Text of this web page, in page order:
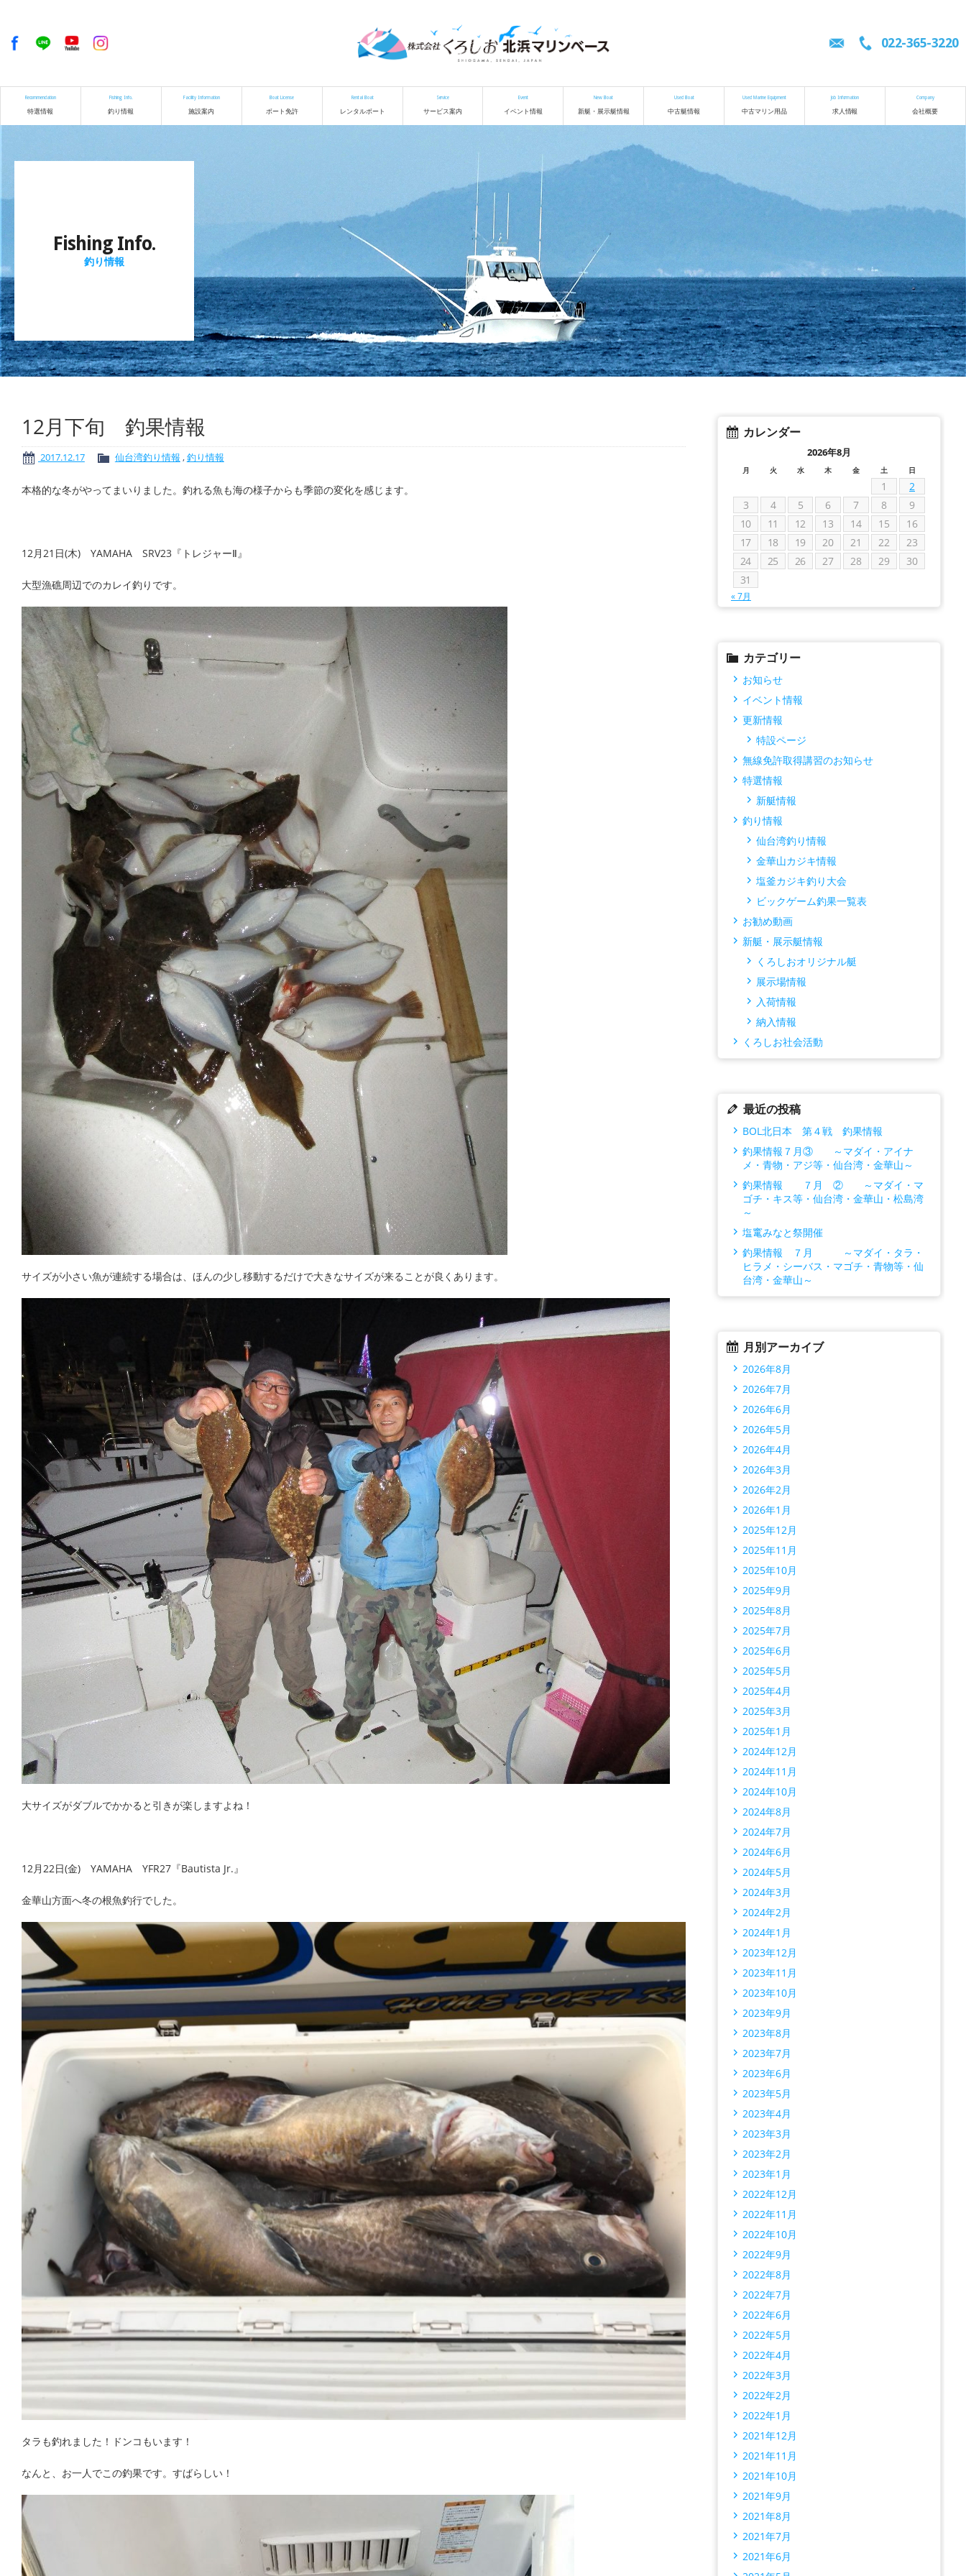
022-365-3220
Recommendation
特選情報
Fishing Info.
釣り情報
Facility Information
施設案内
Boat License
ボート免許
Rental Boat
レンタルボート
Service
サービス案内
Event
イベント情報
New Boat
新艇・展示艇情報
Used Boat
中古艇情報
Used Marine Equipment
中古マリン用品
Job Information
求人情報
Company
会社概要
Fishing Info.
釣り情報
12月下旬 釣果情報
2017.12.17 仙台湾釣り情報 ,釣り情報
本格的な冬がやってまいりました。釣れる魚も海の様子からも季節の変化を感じます。
12月21日(木) YAMAHA SRV23『トレジャーⅡ』
大型漁礁周辺でのカレイ釣りです。
サイズが小さい魚が連続する場合は、ほんの少し移動するだけで大きなサイズが来ることが良くあります。
大サイズがダブルでかかると引きが楽しますよね！
12月22日(金) YAMAHA YFR27『Bautista Jr.』
金華山方面へ冬の根魚釣行でした。
タラも釣れました！ドンコもいます！
なんと、お一人でこの釣果です。すばらしい！
カレンダー
2026年8月
月 火 水 木 金 土 日
1
2
3
4 5 6 7 8
9
10
11 12 13 14 15
16
17
18 19 20 21 22
23
24
25 26 27 28 29
30
31
« 7月
カテゴリー
お知らせ
イベント情報
更新情報
特設ページ
無線免許取得講習のお知らせ
特選情報
新艇情報
釣り情報
仙台湾釣り情報
金華山カジキ情報
塩釜カジキ釣り大会
ビックゲーム釣果一覧表
お勧め動画
新艇・展示艇情報
くろしおオリジナル艇
展示場情報
入荷情報
納入情報
くろしお社会活動
最近の投稿
BOL北日本 第４戦 釣果情報
釣果情報７月③ ～マダイ・アイナ
メ・青物・アジ等・仙台湾・金華山～
釣果情報 ７月 ② ～マダイ・マ
ゴチ・キス等・仙台湾・金華山・松島湾
～
塩竃みなと祭開催
釣果情報 ７月 ～マダイ・タラ・
ヒラメ・シーバス・マゴチ・青物等・仙
台湾・金華山～
月別アーカイブ
2026年8月
2026年7月
2026年6月
2026年5月
2026年4月
2026年3月
2026年2月
2026年1月
2025年12月
2025年11月
2025年10月
2025年9月
2025年8月
2025年7月
2025年6月
2025年5月
2025年4月
2025年3月
2025年1月
2024年12月
2024年11月
2024年10月
2024年8月
2024年7月
2024年6月
2024年5月
2024年3月
2024年2月
2024年1月
2023年12月
2023年11月
2023年10月
2023年9月
2023年8月
2023年7月
2023年6月
2023年5月
2023年4月
2023年3月
2023年2月
2023年1月
2022年12月
2022年11月
2022年10月
2022年9月
2022年8月
2022年7月
2022年6月
2022年5月
2022年4月
2022年3月
2022年2月
2022年1月
2021年12月
2021年11月
2021年10月
2021年9月
2021年8月
2021年7月
2021年6月